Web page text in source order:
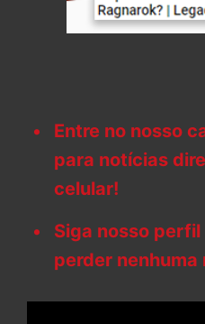
Entre no nosso
para notícias
celular!
Siga nosso
perder nenhuma